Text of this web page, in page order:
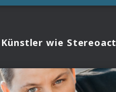
wie Stereoact